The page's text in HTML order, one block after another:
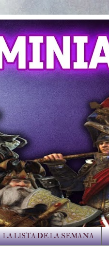
LA LISTA DE LA SEMANA